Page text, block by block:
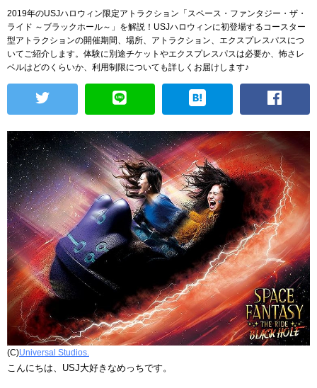
2019年のUSJハロウィン限定アトラクション「スペース・ファンタジー・ザ・
ライド ～ブラックホール～」を解説！USJハロウィンに初登場するコースター
型アトラクションの開催期間、場所、アトラクション、エクスプレスパスにつ
いてご紹介します。体験に別途チケットやエクスプレスパスは必要か、怖さレ
ベルはどのくらいか、利用制限についても詳しくお届けします♪
(C)Universal Studios.
こんにちは、USJ大好きなめっちです。